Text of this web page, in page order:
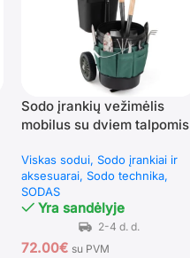
Sodo įrankių vežimėlis
mobilus su dviem talpomis
Viskas sodui Sodo įrankiai ir
aksesuarai Sodo technika
SODAS
Yra sandėlyje
72.00€ su PVM